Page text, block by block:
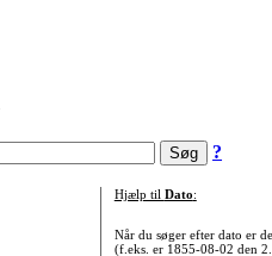
?
Hjælp til Dato:
Når du søger efter dato er
(f.eks. er 1855-08-02 den